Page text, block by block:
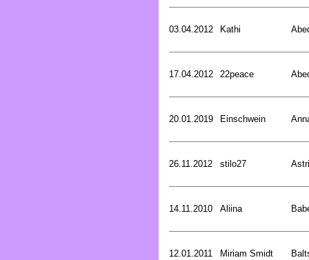
03.04.2012 Kathi
17.04.2012 22peace
20.01.2019 Einschwein
26.11.2012 stilo27
14.11.2010 Aliina
12.01.2011 Miriam Smidt